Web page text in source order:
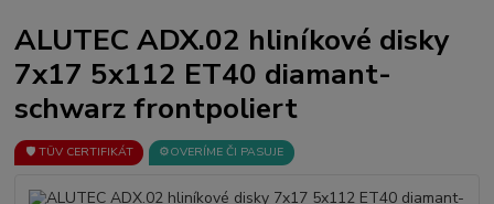
ALUTEC ADX.02 hliníkové disky
7x17 5x112 ET40 diamant-
schwarz frontpoliert
🛡️ TÜV CERTIFIKÁT ⚙️OVERÍME ČI PASUJE